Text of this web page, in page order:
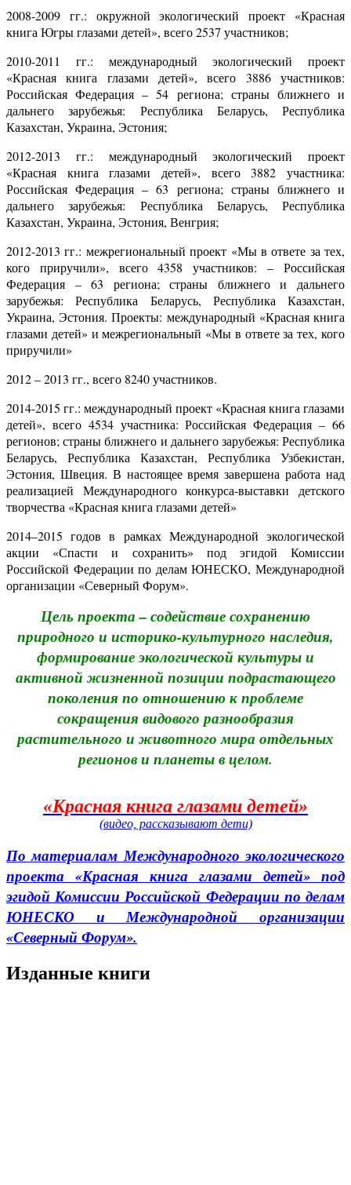
2008-2009 гг.: окружной экологический проект «Красная
книга Югры глазами детей», всего 2537 участников;
2010-2011 гг.: международный экологический проект
«Красная книга глазами детей», всего 3886 участников:
Российская Федерация – 54 региона; страны ближнего и
дальнего зарубежья: Республика Беларусь, Республика
Казахстан, Украина, Эстония;
2012-2013 гг.: международный экологический проект
«Красная книга глазами детей», всего 3882 участника:
Российская Федерация – 63 региона; страны ближнего и
дальнего зарубежья: Республика Беларусь, Республика
Казахстан, Украина, Эстония, Венгрия;
2012-2013 гг.: межрегиональный проект «Мы в ответе за тех,
кого приручили», всего 4358 участников: – Российская
Федерация – 63 региона; страны ближнего и дальнего
зарубежья: Республика Беларусь, Республика Казахстан,
Украина, Эстония. Проекты: международный «Красная книга
глазами детей» и межрегиональный «Мы в ответе за тех, кого
приручили»
2012 – 2013 гг., всего 8240 участников.
2014-2015 гг.: международный проект «Красная книга глазами
детей», всего 4534 участника: Российская Федерация – 66
регионов; страны ближнего и дальнего зарубежья: Республика
Беларусь, Республика Казахстан, Республика Узбекистан,
Эстония, Швеция. В настоящее время завершена работа над
реализацией Международного конкурса-выставки детского
творчества «Красная книга глазами детей»
2014–2015 годов в рамках Международной экологической
акции «Спасти и сохранить» под эгидой Комиссии
Российской Федерации по делам ЮНЕСКО, Международной
организации «Северный Форум».
Цель проекта – содействие сохранению
природного и историко-культурного наследия,
формирование экологической культуры и
активной жизненной позиции подрастающего
поколения по отношению к проблеме
сокращения видового разнообразия
растительного и животного мира отдельных
регионов и планеты в целом.
«Красная книга глазами детей»
(видео, рассказывают дети)
По материалам Международного экологического
проекта «Красная книга глазами детей» под
эгидой Комиссии Российской Федерации по делам
ЮНЕСКО и Международной организации
«Северный Форум».
Изданные книги